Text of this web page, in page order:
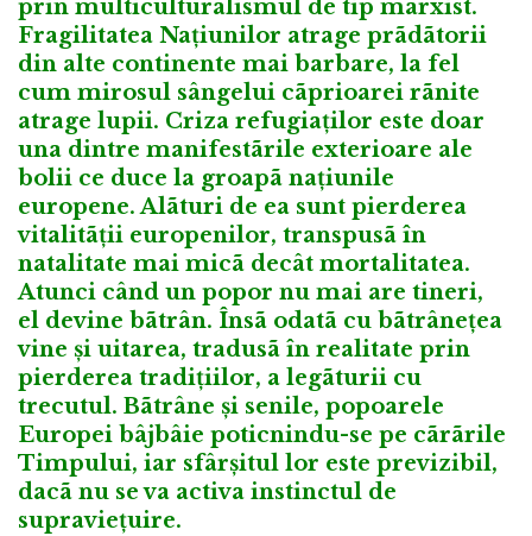
prin multiculturalismul de tip marxist.
Fragilitatea Națiunilor atrage prãdãtorii
din alte continente mai barbare, la fel
cum mirosul sângelui cãprioarei rãnite
atrage lupii. Criza refugiaților este doar
una dintre manifestãrile exterioare ale
bolii ce duce la groapã națiunile
europene. Alãturi de ea sunt pierderea
vitalitãții europenilor, transpusã în
natalitate mai micã decât mortalitatea.
Atunci când un popor nu mai are tineri,
el devine bãtrân. Însã odatã cu bãtrânețea
vine și uitarea, tradusã în realitate prin
pierderea tradițiilor, a legãturii cu
trecutul. Bãtrâne și senile, popoarele
Europei bâjbâie poticnindu-se pe cãrãrile
Timpului, iar sfârșitul lor este previzibil,
dacã nu se va activa instinctul de
supraviețuire.